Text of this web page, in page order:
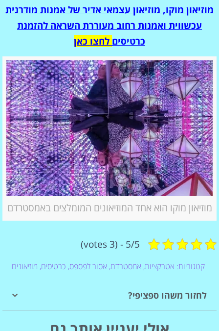
מוזיאון מוקו, מוזיאון עצמאי אדיר של אמנות מודרנית
עכשווית ואמנות רחוב מעוררת השראה להזמנת
כרטיסים לחצו כאן
מוזיאון מוקו הוא אחד המוזיאונים המומלצים באמסטרדם
5/5 - (3 votes)
קטגוריות: אטרקציות, אמסטרדם, אסור לפספס, כרטיסים, מוזיאונים
לחזור משהו ספציפי?